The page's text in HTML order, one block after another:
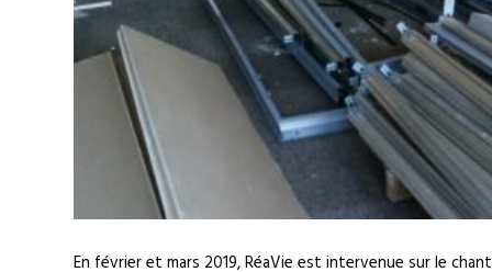
En février et mars 2019, RéaVie est intervenue sur le